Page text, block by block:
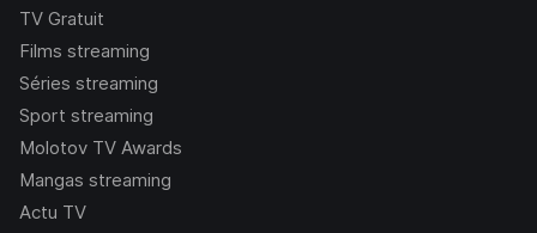
TV Gratuit
Films streaming
Séries streaming
Sport streaming
Molotov TV Awards
Mangas streaming
Actu TV